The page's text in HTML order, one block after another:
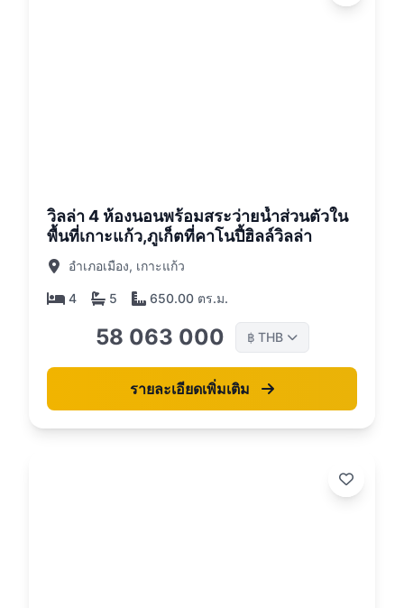
วิลล่า 4 ห้องนอนพร้อมสระว่ายน้ำส่วนตัวใน
พื้นที่เกาะแก้ว,ภูเก็ตที่คาโนปี้ฮิลล์วิลล่า
อำเภอเมือง, เกาะแก้ว
4 5 650.00 ตร.ม.
58 063 000 ฿ THB
รายละเอียดเพิ่มเติม